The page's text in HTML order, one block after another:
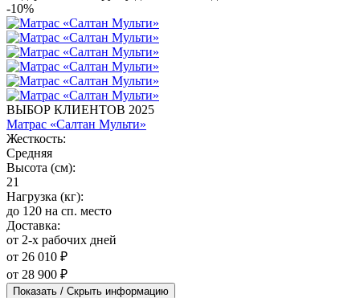
-10%
ВЫБОР КЛИЕНТОВ 2025
Матрас «Салтан Мульти»
Жесткость:
Средняя
Высота (см):
21
Нагрузка (кг):
до 120 на сп. место
Доставка:
от 2-х рабочих дней
от 26 010 ₽
от 28 900 ₽
Показать / Скрыть информацию